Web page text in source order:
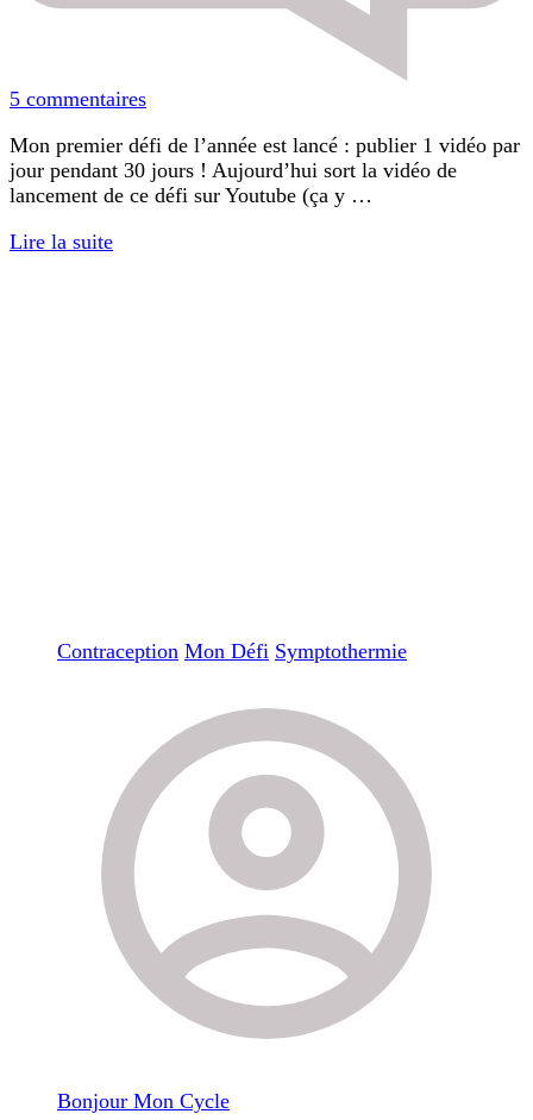
5 commentairessur
vidéos
en
30
Mon premier défi de l’année est lancé : publier 1 vidéo par
jour pendant 30 jours ! Aujourd’hui sort la vidéo de
lancement de ce défi sur Youtube (ça y …
Lire la suite
Contraception Mon Défi Symptothermie
Bonjour Mon Cycle